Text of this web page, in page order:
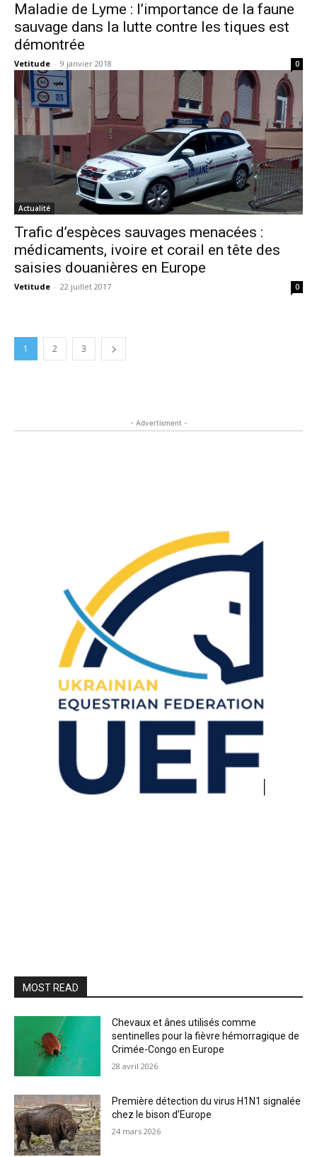
Maladie de Lyme : l’importance de la faune
sauvage dans la lutte contre les tiques est
démontrée
Vetitude - 9 janvier 2018 0
Actualité
Trafic d’espèces sauvages menacées :
médicaments, ivoire et corail en tête des
saisies douanières en Europe
Vetitude - 22 juillet 2017 0
1 2 3
- Advertisment -
MOST READ
Chevaux et ânes utilisés comme
sentinelles pour la fièvre hémorragique de
Crimée-Congo en Europe
28 avril 2026
Première détection du virus H1N1 signalée
chez le bison d’Europe
24 mars 2026